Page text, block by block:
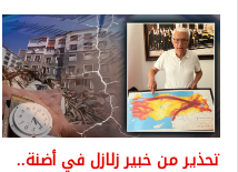
تحذير من خبير زلازل في أضنة..